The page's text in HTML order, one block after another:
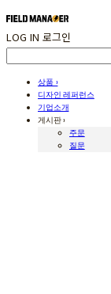
LOG IN 로그인
상품 ›
디자인 레퍼런스
기업소개
게시판 ›
주문
질문